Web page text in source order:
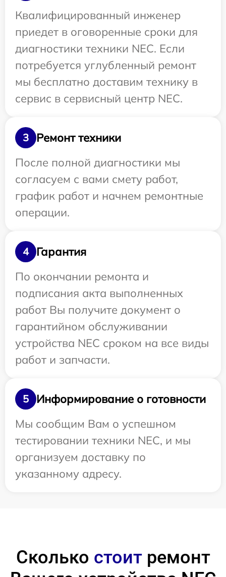
Квалифицированный инженер
приедет в оговоренные сроки для
диагностики техники NEC. Если
потребуется углубленный ремонт
мы бесплатно доставим технику в
сервис в сервисный центр NEC.
3
Ремонт техники
После полной диагностики мы
согласуем с вами смету работ,
график работ и начнем ремонтные
операции.
4
Гарантия
По окончании ремонта и
подписания акта выполненных
работ Вы получите документ о
гарантийном обслуживании
устройства NEC сроком на все виды
работ и запчасти.
5
Информирование о готовности
Мы сообщим Вам о успешном
тестировании техники NEC, и мы
организуем доставку по
указанному адресу.
Сколько стоитремонт